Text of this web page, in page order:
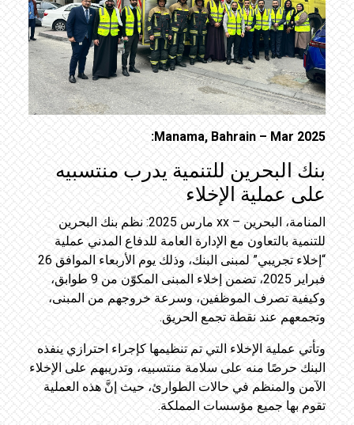
Manama, Bahrain – Mar 2025:
بنك البحرين للتنمية يدرب منتسبيه
على عملية الإخلاء
المنامة، البحرين – xx مارس 2025: نظم بنك البحرين
للتنمية بالتعاون مع الإدارة العامة للدفاع المدني عملية
“إخلاء تجريبي” لمبنى البنك، وذلك يوم الأربعاء الموافق 26
فبراير 2025، تضمن إخلاء المبنى المكوّن من 9 طوابق،
وكيفية تصرف الموظفين، وسرعة خروجهم من المبنى،
وتجمعهم عند نقطة تجمع الحريق.
وتأتي عملية الإخلاء التي تم تنظيمها كإجراء احترازي ينفذه
البنك حرصًا منه على سلامة منتسبيه، وتدريبهم على الإخلاء
الآمن والمنظم في حالات الطوارئ، حيث إنَّ هذه العملية
تقوم بها جميع مؤسسات المملكة. ​